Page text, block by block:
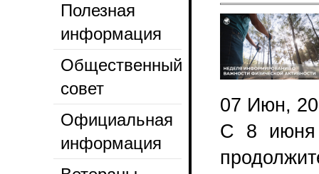
Полезная
информация
Общественный
совет
Официальная
информация
07 Июн,
С 8 июня